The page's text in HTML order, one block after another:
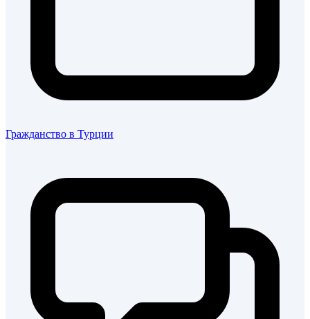
Гражданство в Турции